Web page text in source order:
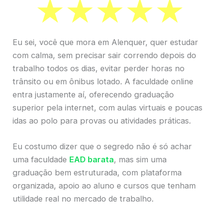
Eu sei, você que mora em Alenquer, quer estudar
com calma, sem precisar sair correndo depois do
trabalho todos os dias, evitar perder horas no
trânsito ou em ônibus lotado. A faculdade online
entra justamente aí, oferecendo graduação
superior pela internet, com aulas virtuais e poucas
idas ao polo para provas ou atividades práticas.
Eu costumo dizer que o segredo não é só achar
uma faculdade EAD barata, mas sim uma
graduação bem estruturada, com plataforma
organizada, apoio ao aluno e cursos que tenham
utilidade real no mercado de trabalho.